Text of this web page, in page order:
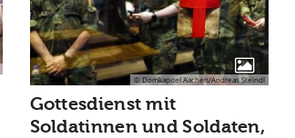
© Domkapitel Aachen/Andreas Steindl
Gottesdienst mit
Soldatinnen und Soldaten,